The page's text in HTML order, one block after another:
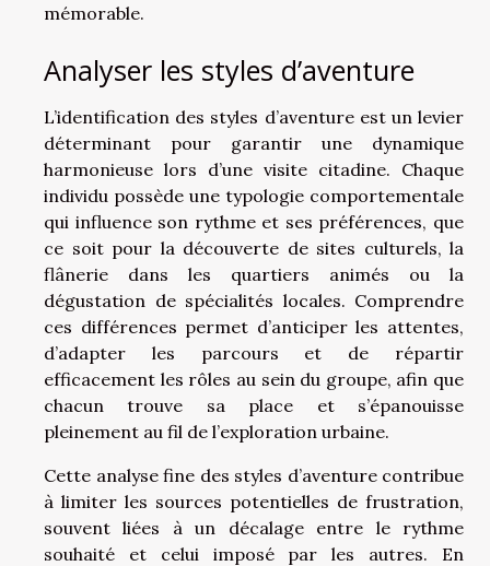
mémorable.
Analyser les styles d’aventure
L’identification des styles d’aventure est un levier
déterminant pour garantir une dynamique
harmonieuse lors d’une visite citadine. Chaque
individu possède une typologie comportementale
qui influence son rythme et ses préférences, que
ce soit pour la découverte de sites culturels, la
flânerie dans les quartiers animés ou la
dégustation de spécialités locales. Comprendre
ces différences permet d’anticiper les attentes,
d’adapter les parcours et de répartir
efficacement les rôles au sein du groupe, afin que
chacun trouve sa place et s’épanouisse
pleinement au fil de l’exploration urbaine.
Cette analyse fine des styles d’aventure contribue
à limiter les sources potentielles de frustration,
souvent liées à un décalage entre le rythme
souhaité et celui imposé par les autres. En